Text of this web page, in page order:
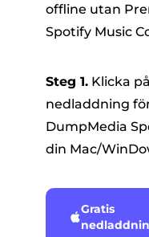
offline utan
Spotify Music
Steg 1.Klicka
nedladdning
DumpMedia
din Mac/
Gratis